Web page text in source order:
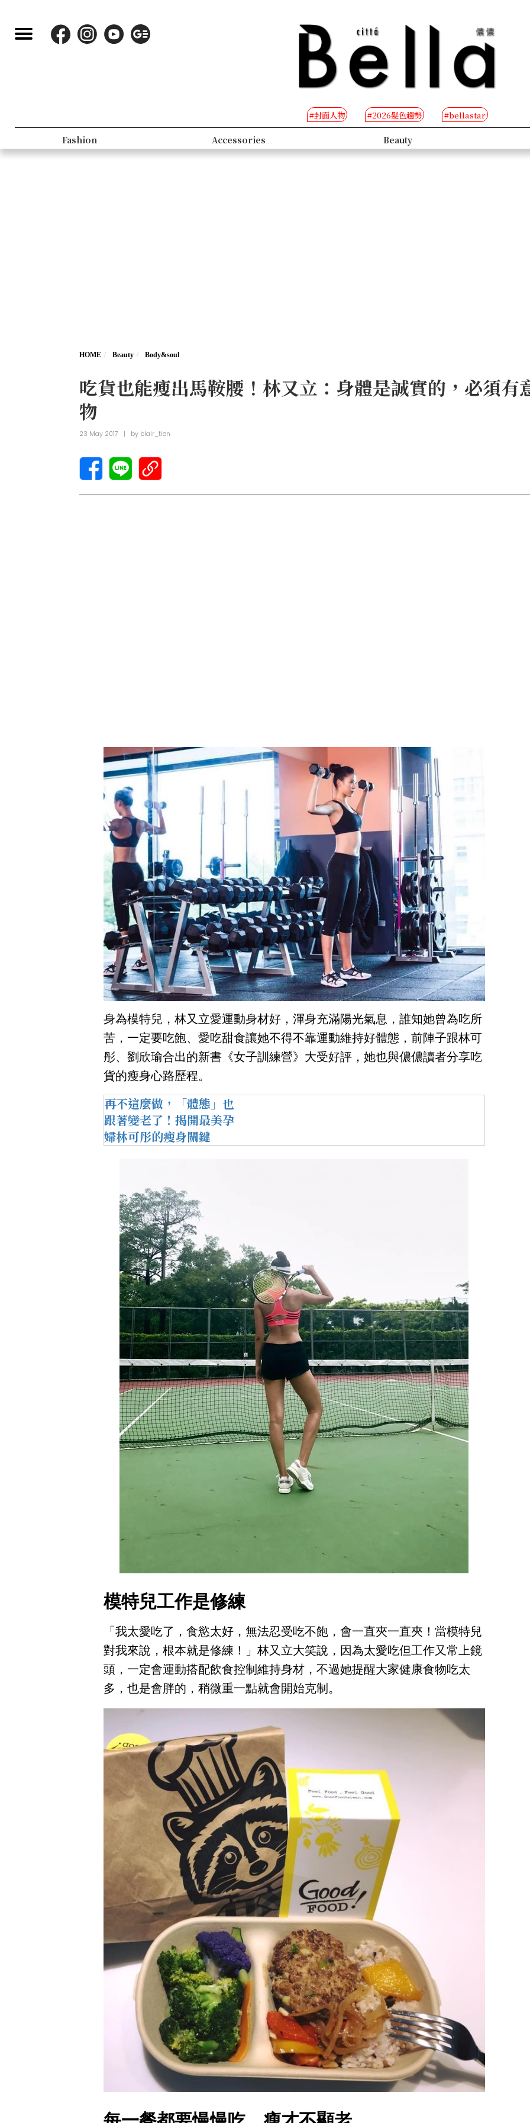
#封面人物 #2026髮色趨勢 #bellastar
Fashion Accessories Beauty
HOME Beauty Body&soul
吃貨也能瘦出馬鞍腰！林又立：身體是誠實的，必須有
物
23 May 2017 | by blair_tien
身為模特兒，林又立愛運動身材好，渾身充滿陽光氣息，誰知她曾為吃所
苦，一定要吃飽、愛吃甜食讓她不得不靠運動維持好體態，前陣子跟林可
彤、劉欣瑜合出的新書《女子訓練營》大受好評，她也與儂儂讀者分享吃
貨的瘦身心路歷程。
再不這麼做，「體態」也
跟著變老了！揭開最美孕
婦林可彤的瘦身關鍵
模特兒工作是修練
「我太愛吃了，食慾太好，無法忍受吃不飽，會一直夾一直夾！當模特兒
對我來說，根本就是修練！」林又立大笑說，因為太愛吃但工作又常上鏡
頭，一定會運動搭配飲食控制維持身材，不過她提醒大家健康食物吃太
多，也是會胖的，稍微重一點就會開始克制。